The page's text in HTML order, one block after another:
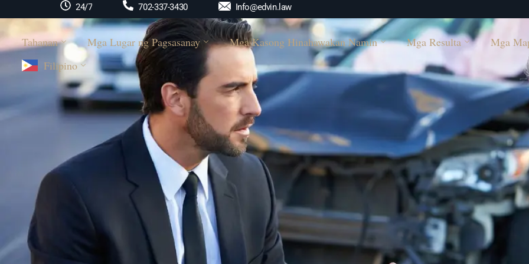
24/7 702-337-3430 Info@edvin.law
Tahanan Mga Lugar ng Pagsasanay Mga Kasong Hinahawakan Namin Mga Resulta Mga
Filipino